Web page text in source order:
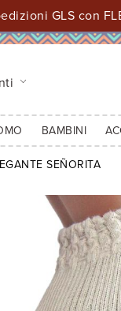
GLS con
BAMBINI
SEÑORITA